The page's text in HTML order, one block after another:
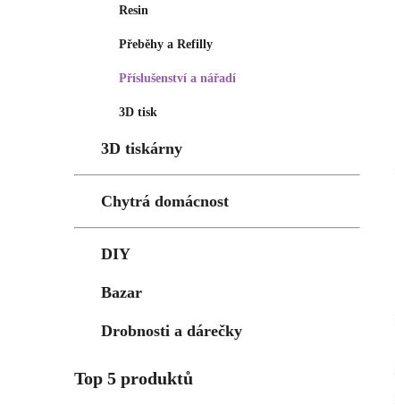
Resin
Přeběhy a Refilly
Příslušenství a nářadí
3D tisk
3D tiskárny
Chytrá domácnost
DIY
Bazar
Drobnosti a dárečky
Top 5 produktů